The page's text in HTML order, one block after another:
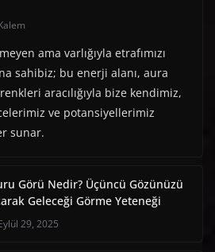
ama varlığıyla etrafımızı
sahibiz; bu enerji alanı, aura
aracılığıyla bize kendimiz,
ve potansiyellerimiz
sunar.
Görü Nedir? Üçüncü Gözünüzü
Geleceği Görme Yeteneği
29, 2025